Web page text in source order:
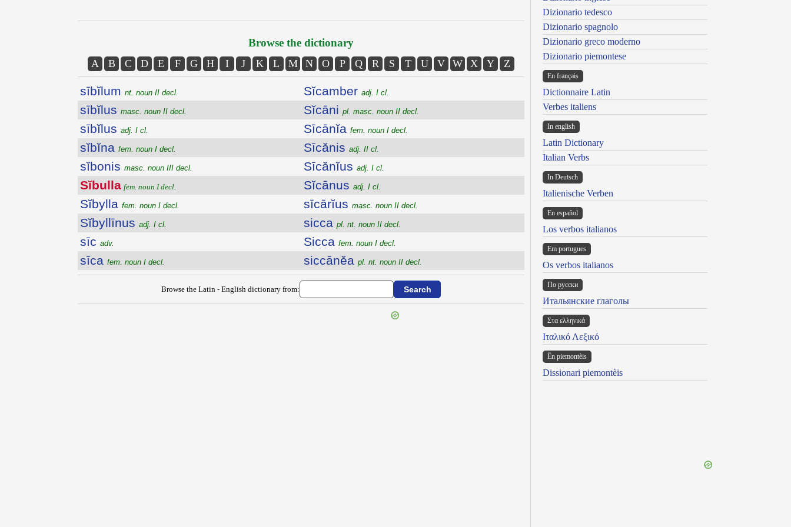
Browse the dictionary
A B C D E F G H I J K L M N O P Q R S T U V W X Y Z
sībĭlum nt. noun II decl.
sībĭlus masc. noun II decl.
sībĭlus adj. I cl.
sĭbĭna fem. noun I decl.
sĭbonis masc. noun III decl.
Sĭbulla fem. noun I decl.
Sĭbylla fem. noun I decl.
Sĭbyllīnus adj. I cl.
sīc adv.
sīca fem. noun I decl.
Sĭcamber adj. I cl.
Sĭcāni pl. masc. noun II decl.
Sīcānĭa fem. noun I decl.
Sīcănis adj. II cl.
Sīcănĭus adj. I cl.
Sĭcānus adj. I cl.
sīcārĭus masc. noun II decl.
sicca pl. nt. noun II decl.
Sicca fem. noun I decl.
siccānĕa pl. nt. noun II decl.
Browse the Latin - English dictionary from:
Dizionario tedesco
Dizionario spagnolo
Dizionario greco moderno
Dizionario piemontese
En français
Dictionnaire Latin
Verbes italiens
In english
Latin Dictionary
Italian Verbs
In Deutsch
Italienische Verben
En español
Los verbos italianos
Em portugues
Os verbos italianos
По русски
Итальянские глаголы
Στα ελληνικά
Ιταλικό Λεξικό
Ën piemontèis
Dissionari piemontèis